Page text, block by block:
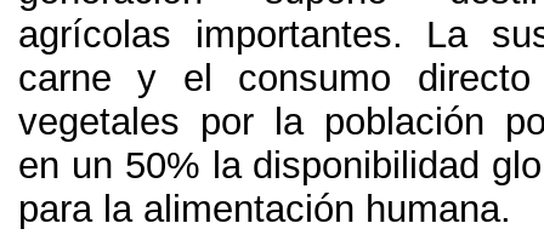
agrícolas importantes. La
carne y el consumo
vegetales por la población
en un 50% la disponibilidad
para la alimentación humana.